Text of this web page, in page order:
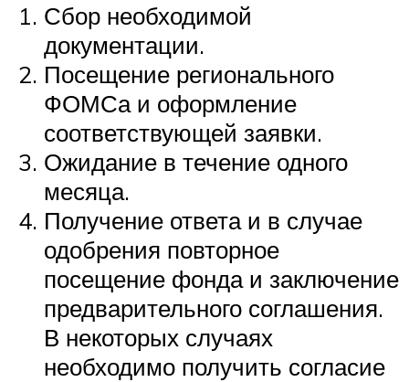
Сбор необходимой
документации.
Посещение регионального
ФОМСа и оформление
соответствующей заявки.
Ожидание в течение одного
месяца.
Получение ответа и в случае
одобрения повторное
посещение фонда и заключение
предварительного соглашения.
В некоторых случаях
необходимо получить согласие